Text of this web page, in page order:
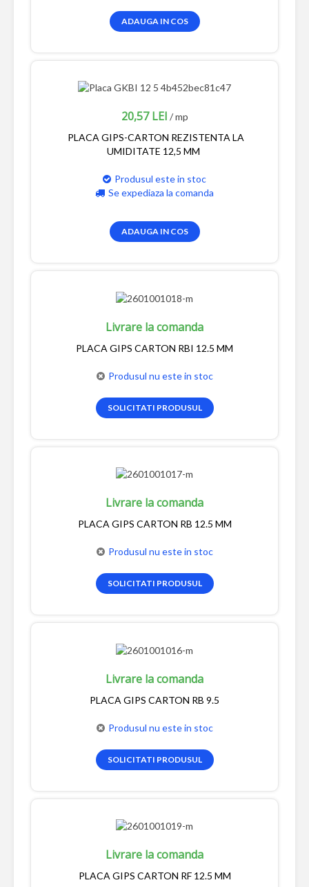
ADAUGA IN COS
20,57 LEI / mp
PLACA GIPS-CARTON REZISTENTA LA
UMIDITATE 12,5 MM
Produsul este in stoc
Se expediaza la comanda
ADAUGA IN COS
Livrare la comanda
PLACA GIPS CARTON RBI 12.5 MM
Produsul nu este in stoc
SOLICITATI PRODUSUL
Livrare la comanda
PLACA GIPS CARTON RB 12.5 MM
Produsul nu este in stoc
SOLICITATI PRODUSUL
Livrare la comanda
PLACA GIPS CARTON RB 9.5
Produsul nu este in stoc
SOLICITATI PRODUSUL
Livrare la comanda
PLACA GIPS CARTON RF 12.5 MM